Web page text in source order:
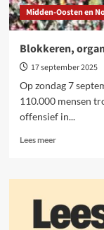
Midden-Oosten en
Blokkeren,
17 september 2025
Op zondag 7
110.000 mensen
offensief in...
Lees meerLees
Blokkeren,
staken
–